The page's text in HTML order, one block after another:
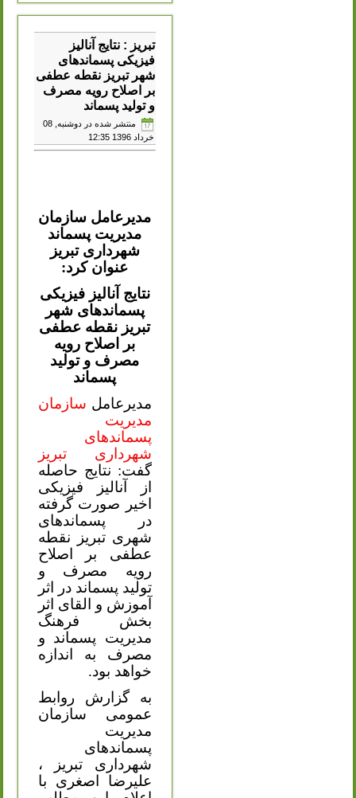
تبریز : نتایج آنالیز
فیزیکی پسماندهای
شهر تبریز نقطه عطفی
بر اصلاح رویه مصرف
و تولید پسماند
منتشر شده در دوشنبه, 08
خرداد 1396 12:35
مدیرعامل سازمان
مدیریت پسماند
شهرداری تبریز
عنوان کرد:
نتایج آنالیز فیزیکی
پسماندهای شهر
تبریز نقطه عطفی
بر اصلاح رویه
مصرف و تولید
پسماند
مدیرعامل سازمان
مدیریت
پسماندهای
شهرداری تبریز
گفت: نتایج حاصله
از آنالیز فیزیکی
اخیر صورت گرفته
در پسماندهای
شهری تبریز نقطه
عطفی بر اصلاح
رویه مصرف و
تولید پسماند در اثر
آموزش و القای اثر
بخش فرهنگ
مدیریت پسماند و
مصرف به اندازه
خواهد بود.
به گزارش روابط
عمومی سازمان
مدیریت
پسماندهای
شهرداری تبریز ،
علیرضا اصغری با